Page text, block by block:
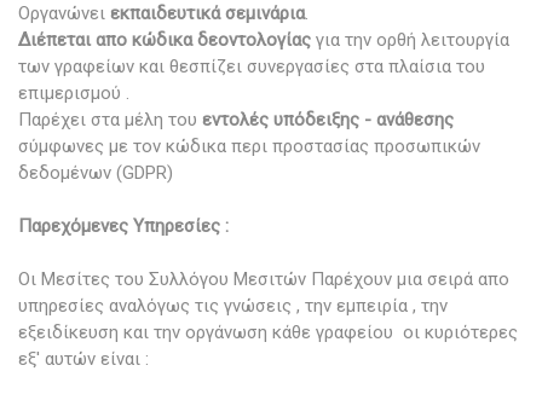
Οργανώνει εκπαιδευτικά σεμινάρια.
Διέπεται απο κώδικα δεοντολογίας για την ορθή λειτουργία
των γραφείων και θεσπίζει συνεργασίες στα πλαίσια του
επιμερισμού .
Παρέχει στα μέλη του εντολές υπόδειξης - ανάθεσης
σύμφωνες με τον κώδικα περι προστασίας προσωπικών
δεδομένων (GDPR)
Παρεχόμενες Υπηρεσίες :
Οι Μεσίτες του Συλλόγου Μεσιτών Παρέχουν μια σειρά απο
υπηρεσίες αναλόγως τις γνώσεις , την εμπειρία , την
εξειδίκευση και την οργάνωση κάθε γραφείου οι κυριότερες
εξ' αυτών είναι :